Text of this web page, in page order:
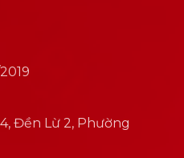
4, Đền Lừ 2, Phường